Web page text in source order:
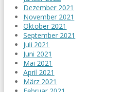
Dezember 2021
November 2021
Oktober 2021
September 2021
Juli 2021
Juni 2021
Mai 2021
April 2021
März 2021